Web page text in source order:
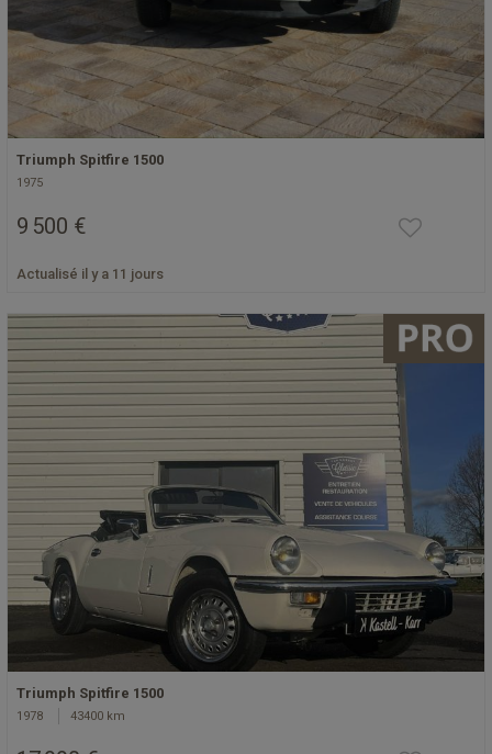
Triumph Spitfire 1500
1975
9 500 €
Actualisé il y a 11 jours
Triumph Spitfire 1500
1978 43400 km